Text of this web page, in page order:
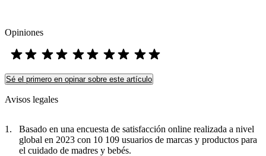
Opiniones
Sé el primero en opinar sobre este artículo
Avisos legales
Basado en una encuesta de satisfacción online realizada a nivel
global en 2023 con 10 109 usuarios de marcas y productos para
el cuidado de madres y bebés.